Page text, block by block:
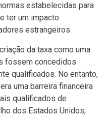
estabelecidas para
ter um impacto
estrangeiros.
da taxa como uma
fossem concedidos
qualificados. No entanto,
uma barreira financeira
qualificados de
dos Estados Unidos,